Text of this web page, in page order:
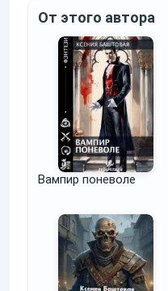
От этого автора
Вампир поневоле